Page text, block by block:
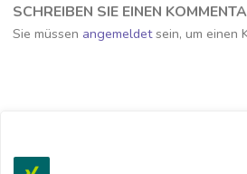
SCHREIBEN SIE EINEN
Sie müssen angemeldetsein, um einen